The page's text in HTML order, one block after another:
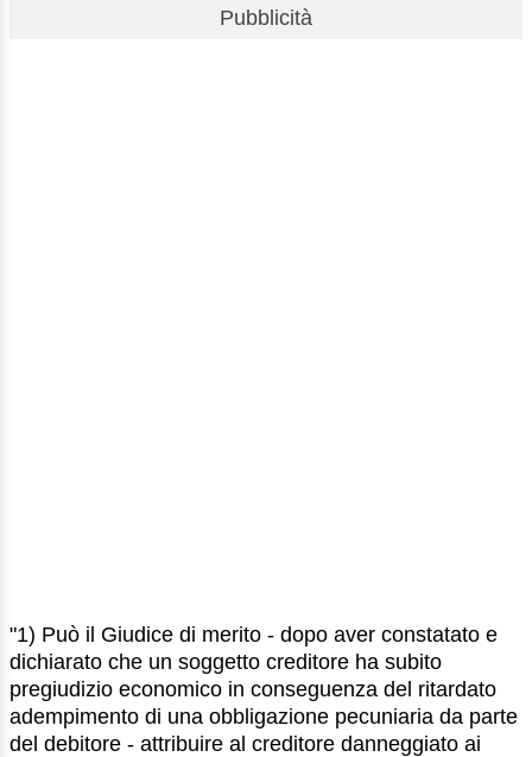
Pubblicità
"1) Può il Giudice di merito - dopo aver constatato e
dichiarato che un soggetto creditore ha subito
pregiudizio economico in conseguenza del ritardato
adempimento di una obbligazione pecuniaria da parte
del debitore - attribuire al creditore danneggiato ai